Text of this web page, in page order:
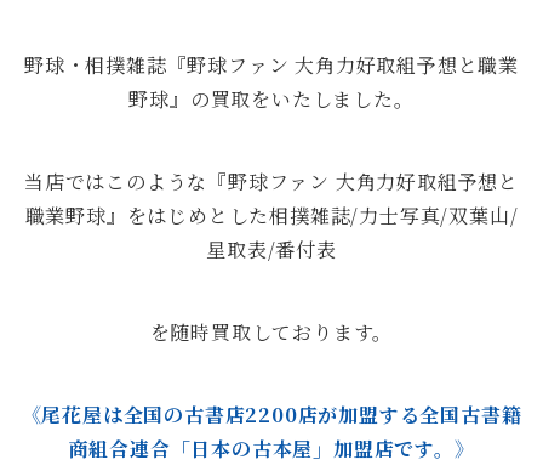
野球・相撲雑誌『野球ファン 大角力好取組予想と職業
野球』の買取をいたしました。
当店ではこのような『野球ファン 大角力好取組予想と
職業野球』をはじめとした相撲雑誌/力士写真/双葉山/
星取表/番付表
を随時買取しております。
《尾花屋は全国の古書店2200店が加盟する全国古書籍
商組合連合「日本の古本屋」加盟店です。》